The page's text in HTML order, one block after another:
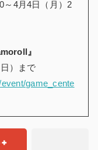
～4月4日（月）2
』
）まで
game_cente